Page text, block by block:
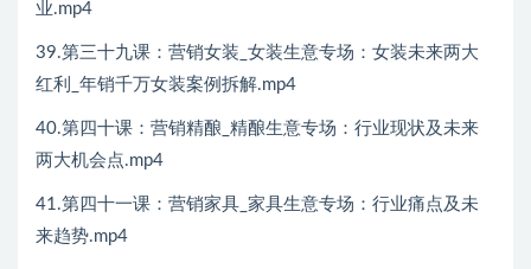
业.mp4
39.第三十九课：营销女装_女装生意专场：女装未来两大
红利_年销千万女装案例拆解.mp4
40.第四十课：营销精酿_精酿生意专场：行业现状及未来
两大机会点.mp4
41.第四十一课：营销家具_家具生意专场：行业痛点及未
来趋势.mp4